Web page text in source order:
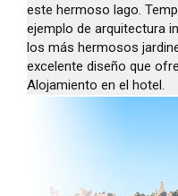
este hermoso lago.
ejemplo de arquitectura
los más hermosos
excelente diseño que
Alojamiento en el hotel.